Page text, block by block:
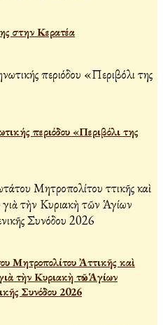
στην Κερατέα
περιόδου «Περιβόλι της
Μητροπολίτου Ἀττικῆς καὶ
τὴν Κυριακὴ τῶν Ἁγίων
Συνόδου 2026